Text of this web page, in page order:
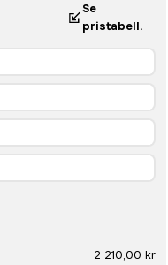
Se
pristabell.
2 210,00 kr